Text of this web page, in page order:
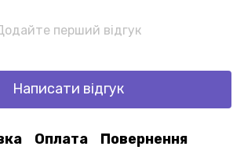
перший відгук
Написати відгук
Оплата Повернення